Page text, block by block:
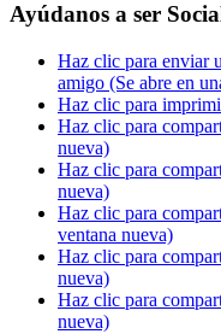
Ayúdanos a ser
Haz clic para enviar
amigo (Se abre en
Haz clic para
Haz clic para
nueva)
Haz clic para
nueva)
Haz clic para
ventana nueva)
Haz clic para
nueva)
Haz clic para
nueva)